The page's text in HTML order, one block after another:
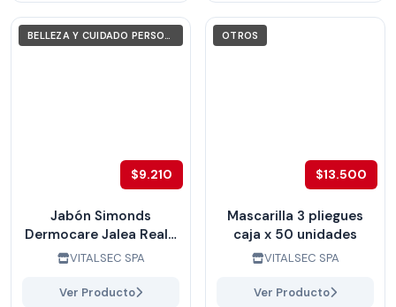
BELLEZA Y CUIDADO PERSONAL
$9.210
Jabón Simonds
Dermocare Jalea Real 1
Litro caja x 6 unidades
VITALSEC SPA
Ver Producto
OTROS
$13.500
Mascarilla 3 pliegues
caja x 50 unidades
VITALSEC SPA
Ver Producto